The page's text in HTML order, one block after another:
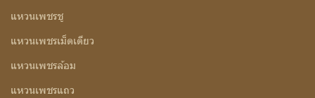
แหวนเพชรชู
แหวนเพชรเม็ดเดียว
แหวนเพชรล้อม
แหวนเพชรแถว